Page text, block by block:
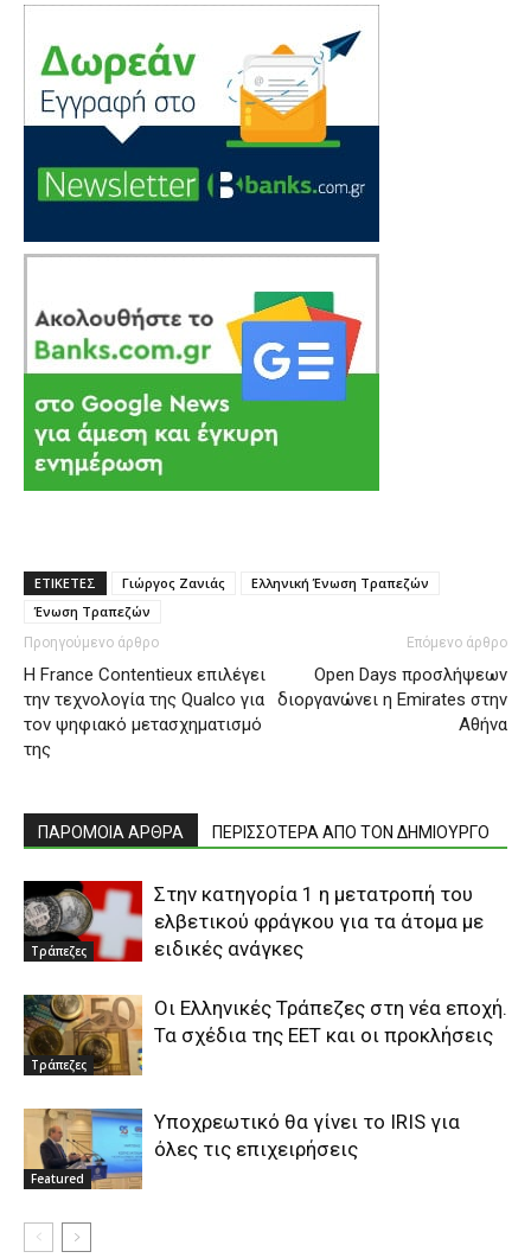
ΕΤΙΚΕΤΕΣ Γιώργος Ζανιάς
Ελληνική Ένωση Τραπεζών
Ένωση Τραπεζών
Προηγούμενο άρθρο
Η France Contentieux επιλέγει
την τεχνολογία της Qualco για
τον ψηφιακό μετασχηματισμό
της
Επόμενο άρθρο
Open Days προσλήψεων
διοργανώνει η Emirates στην
Αθήνα
ΠΑΡΟΜΟΙΑ ΑΡΘΡΑ ΠΕΡΙΣΣΟΤΕΡΑ ΑΠΟ ΤΟΝ ΔΗΜΙΟΥΡΓΟ
Τράπεζες
Στην κατηγορία 1 η μετατροπή του
ελβετικού φράγκου για τα άτομα με
ειδικές ανάγκες
Τράπεζες
Οι Ελληνικές Τράπεζες στη νέα εποχή.
Τα σχέδια της ΕΕΤ και οι προκλήσεις
Featured
Υποχρεωτικό θα γίνει το IRIS για
όλες τις επιχειρήσεις